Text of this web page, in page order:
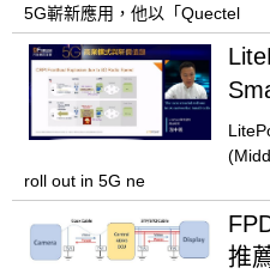
5G嶄新應用，他以「Quectel
roll out in 5G ne
推